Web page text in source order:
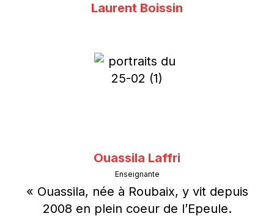
Laurent Boissin
Ouassila Laffri
Enseignante
« Ouassila, née à Roubaix, y vit depuis
2008 en plein coeur de l’Epeule.